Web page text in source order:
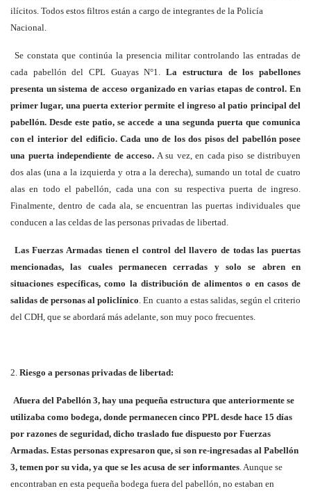
ilícitos. Todos estos filtros están a cargo de integrantes de la Policía
Nacional.
Se constata que continúa la presencia militar controlando las entradas de
cada pabellón del CPL Guayas N°1.La estructura de los pabellones
presenta un sistema de acceso organizado en varias etapas de control. En
primer lugar, una puerta exterior permite el ingreso al patio principal del
pabellón. Desde este patio, se accede a una segunda puerta que comunica
con el interior del edificio. Cada uno de los dos pisos del pabellón posee
una puerta independiente de acceso. A su vez, en cada piso se distribuyen
dos alas (una a la izquierda y otra a la derecha), sumando un total de cuatro
alas en todo el pabellón, cada una con su respectiva puerta de ingreso.
Finalmente, dentro de cada ala, se encuentran las puertas individuales que
conducen a las celdas de las personas privadas de libertad.
Las Fuerzas Armadas tienen el control del llavero de todas las puertas
mencionadas, las cuales permanecen cerradas y solo se abren en
situaciones específicas, como la distribución de alimentos o en casos de
salidas de personas al policlínico . En cuanto a estas salidas, según el criterio
del CDH, que se abordará más adelante, son muy poco frecuentes.
2. Riesgo a personas privadas de libertad:
Afuera del Pabellón 3, hay una pequeña estructura que anteriormente se
utilizaba como bodega, donde permanecen cinco PPL desde hace 15 días
por razones de seguridad, dicho traslado fue dispuesto por Fuerzas
Armadas. Estas personas expresaron que, si son re-ingresadas al Pabellón
3, temen por su vida, ya que se les acusa de ser informantes . Aunque se
encontraban en esta pequeña bodega fuera del pabellón, no estaban en